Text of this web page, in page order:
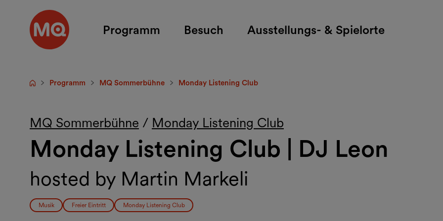
Programm Besuch Ausstellungs- & Spielorte
StartseiteProgramm MQ Sommerbühne Monday Listening Club
MQ Sommerbühne / Monday Listening Club
Monday Listening Club | DJ Leon
hosted by Martin Markeli
Musik Freier Eintritt Monday Listening Club